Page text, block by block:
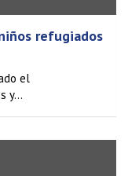
refugiados
el
y…